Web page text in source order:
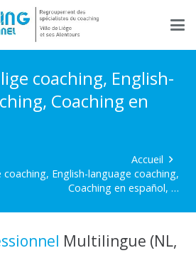
coaching, English-
Coaching en
Accueil
English-language coaching,
Coaching en español, …
Multilingue (NL,